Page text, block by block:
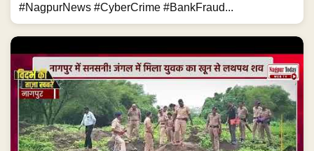
#NagpurNews #CyberCrime #BankFraud...